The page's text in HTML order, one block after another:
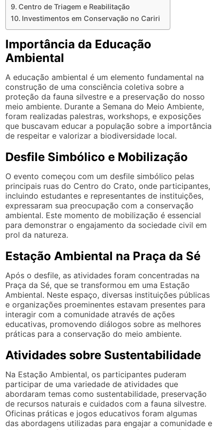
Centro de Triagem e Reabilitação
Investimentos em Conservação no Cariri
Importância da Educação
Ambiental
A educação ambiental é um elemento fundamental na
construção de uma consciência coletiva sobre a
proteção da fauna silvestre e a preservação do nosso
meio ambiente. Durante a Semana do Meio Ambiente,
foram realizadas palestras, workshops, e exposições
que buscavam educar a população sobre a importância
de respeitar e valorizar a biodiversidade local.
Desfile Simbólico e Mobilização
O evento começou com um desfile simbólico pelas
principais ruas do Centro do Crato, onde participantes,
incluindo estudantes e representantes de instituições,
expressaram sua preocupação com a conservação
ambiental. Este momento de mobilização é essencial
para demonstrar o engajamento da sociedade civil em
prol da natureza.
Estação Ambiental na Praça da Sé
Após o desfile, as atividades foram concentradas na
Praça da Sé, que se transformou em uma Estação
Ambiental. Neste espaço, diversas instituições públicas
e organizações proeminentes estavam presentes para
interagir com a comunidade através de ações
educativas, promovendo diálogos sobre as melhores
práticas para a conservação do meio ambiente.
Atividades sobre Sustentabilidade
Na Estação Ambiental, os participantes puderam
participar de uma variedade de atividades que
abordaram temas como sustentabilidade, preservação
de recursos naturais e cuidados com a fauna silvestre.
Oficinas práticas e jogos educativos foram algumas
das abordagens utilizadas para engajar a comunidade e